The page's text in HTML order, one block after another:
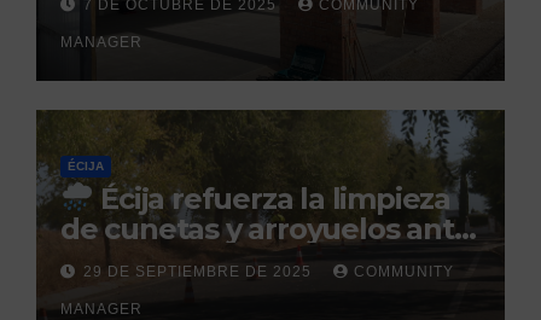
prevista para finales de 2025
7 DE OCTUBRE DE 2025 COMMUNITY
MANAGER
ÉCIJA
Écija refuerza la limpieza
de cunetas y arroyuelos ante
la llegada de las lluvias
otoñales
29 DE SEPTIEMBRE DE 2025 COMMUNITY
MANAGER